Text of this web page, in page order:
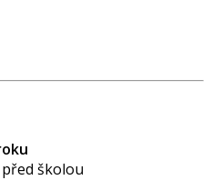
před školou